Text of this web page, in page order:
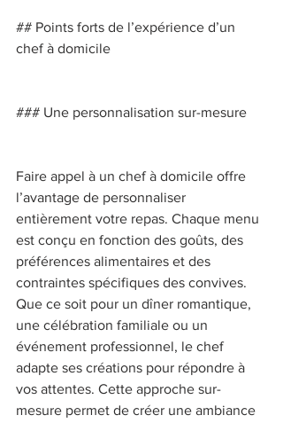
## Points forts de l’expérience d’un
chef à domicile
### Une personnalisation sur-mesure
Faire appel à un chef à domicile offre
l’avantage de personnaliser
entièrement votre repas. Chaque menu
est conçu en fonction des goûts, des
préférences alimentaires et des
contraintes spécifiques des convives.
Que ce soit pour un dîner romantique,
une célébration familiale ou un
événement professionnel, le chef
adapte ses créations pour répondre à
vos attentes. Cette approche sur-
mesure permet de créer une ambiance